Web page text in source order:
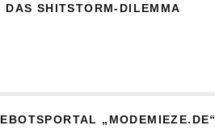
DAS SHITSTORM-DILEMMA